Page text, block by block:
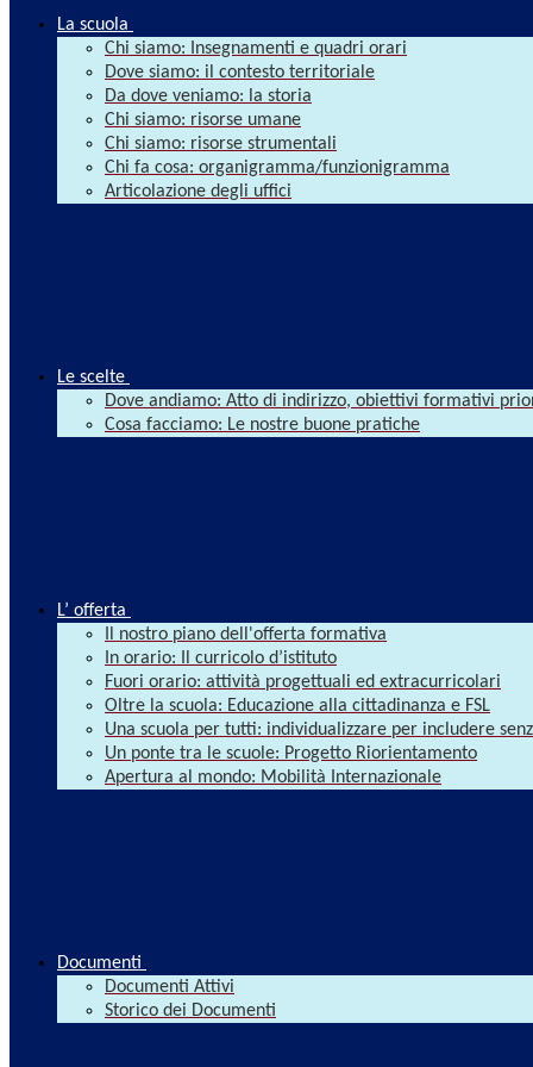
La scuola
Chi siamo: Insegnamenti e quadri orari
Dove siamo: il contesto territoriale
Da dove veniamo: la storia
Chi siamo: risorse umane
Chi siamo: risorse strumentali
Chi fa cosa: organigramma/funzionigramma
Articolazione degli uffici
Le scelte
Dove andiamo: Atto di indirizzo, obiettivi formativi
Cosa facciamo: Le nostre buone pratiche
L’ offerta
Il nostro piano dell'offerta formativa
In orario: Il curricolo d’istituto
Fuori orario: attività progettuali ed extracurricolari
Oltre la scuola: Educazione alla cittadinanza e FSL
Una scuola per tutti: individualizzare per includere
Un ponte tra le scuole: Progetto Riorientamento
Apertura al mondo: Mobilità Internazionale
Documenti
Documenti Attivi
Storico dei Documenti